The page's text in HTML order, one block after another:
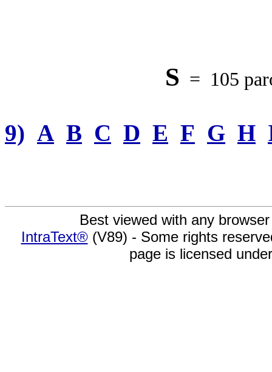
S = 105
9) A B C D E F G H
Best viewed with any
IntraText®(V89) - Some rights
page is licensed